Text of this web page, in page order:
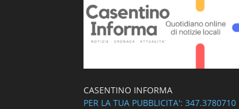
CASENTINO INFORMA
PER LA TUA PUBBLICITA': 347.3780710